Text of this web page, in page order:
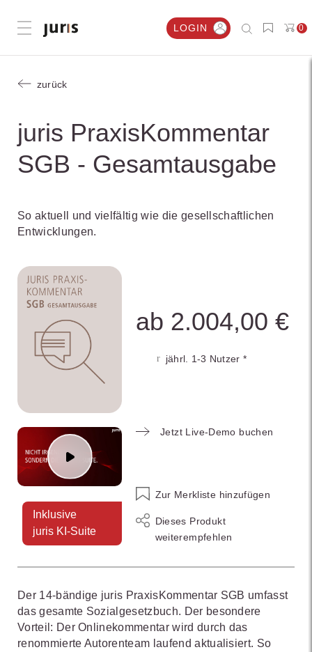
Menü öffnen LOGIN 0
zurück
juris PraxisKommentar
SGB - Gesamtausgabe
So aktuell und vielfältig wie die gesellschaftlichen
Entwicklungen.
Inklusive
juris KI-Suite
Der 14-bändige juris PraxisKommentar SGB umfasst
das gesamte Sozialgesetzbuch. Der besondere
Vorteil: Der Onlinekommentar wird durch das
renommierte Autorenteam laufend aktualisiert. So
ab 2.004,00 €
jährl. 1-3 Nutzer *
Zur Merkliste hinzufügen
Dieses Produkt
weiterempfehlen
Jetzt Live-Demo buchen